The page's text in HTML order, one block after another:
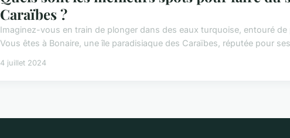
Caraïbes ?
Imaginez-vous en train de plonger dans des eaux turquoise, entouré
Vous êtes à Bonaire, une île paradisiaque des Caraïbes, réputée pour
4 juillet 2024